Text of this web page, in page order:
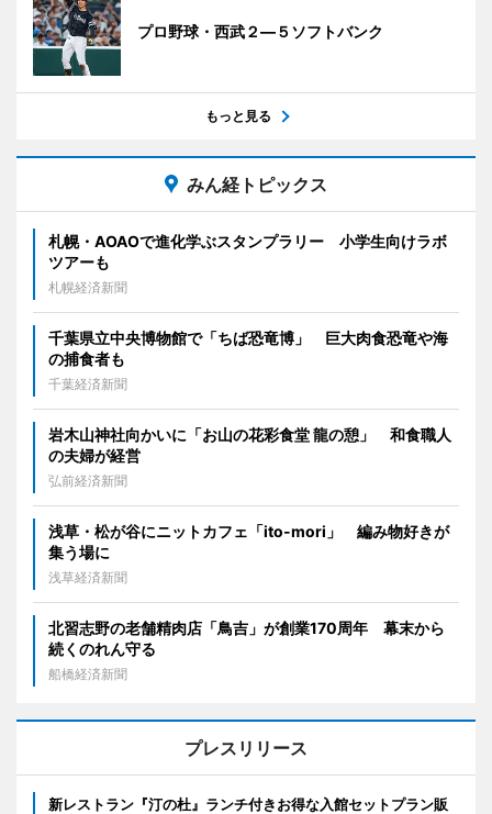
プロ野球・西武２―５ソフトバンク
もっと見る
みん経トピックス
札幌・AOAOで進化学ぶスタンプラリー 小学生向けラボ
ツアーも
札幌経済新聞
千葉県立中央博物館で「ちば恐竜博」 巨大肉食恐竜や海
の捕食者も
千葉経済新聞
岩木山神社向かいに「お山の花彩食堂 龍の憩」 和食職人
の夫婦が経営
弘前経済新聞
浅草・松が谷にニットカフェ「ito-mori」 編み物好きが
集う場に
浅草経済新聞
北習志野の老舗精肉店「鳥吉」が創業170周年 幕末から
続くのれん守る
船橋経済新聞
プレスリリース
新レストラン『汀の杜』ランチ付きお得な入館セットプラン販